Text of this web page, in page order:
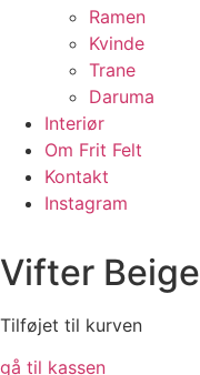
Ramen
Kvinde
Trane
Daruma
Interiør
Om Frit Felt
Kontakt
Instagram
Vifter Beige
Tilføjet til kurven
gå til kassen